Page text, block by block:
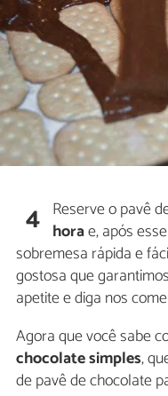
4 Reserve o pavê
horae, após
sobremesa rápida e
gostosa que
apetite e diga nos
Agora que você sabe
chocolate simples,
de pavê de chocolate